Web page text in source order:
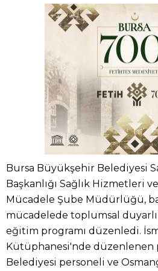
Bursa Büyükşehir Belediyesi
Başkanlığı Sağlık Hizmetleri
Mücadele Şube Müdürlüğü,
mücadelede toplumsal
eğitim programı düzenledi.
Kütüphanesi'nde düzenlenen
Belediyesi personeli ve